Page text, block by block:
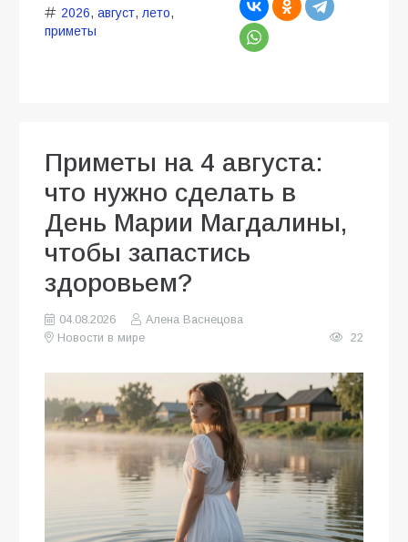
2026, август, лето,
приметы
Приметы на 4 августа:
что нужно сделать в
День Марии Магдалины,
чтобы запастись
здоровьем?
04.08.2026
Алена Васнецова
Новости в мире
22